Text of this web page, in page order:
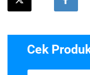
Cek